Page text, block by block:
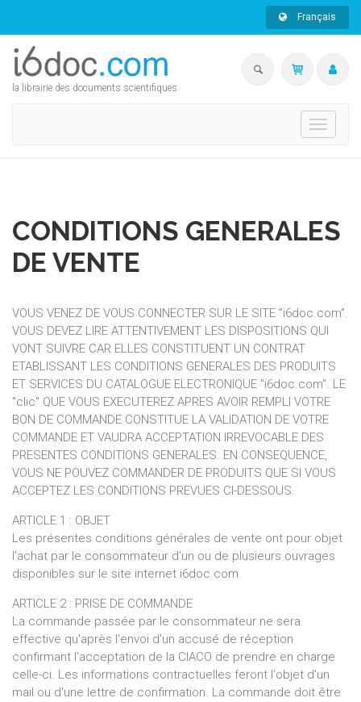
Français
la librairie des documents scientifiques
Toggle
CONDITIONS GENERALES
DE VENTE
VOUS VENEZ DE VOUS CONNECTER SUR LE SITE "i6doc.com".
VOUS DEVEZ LIRE ATTENTIVEMENT LES DISPOSITIONS QUI
VONT SUIVRE CAR ELLES CONSTITUENT UN CONTRAT
ETABLISSANT LES CONDITIONS GENERALES DES PRODUITS
ET SERVICES DU CATALOGUE ELECTRONIQUE "i6doc.com". LE
"clic" QUE VOUS EXECUTEREZ APRES AVOIR REMPLI VOTRE
BON DE COMMANDE CONSTITUE LA VALIDATION DE VOTRE
COMMANDE ET VAUDRA ACCEPTATION IRREVOCABLE DES
PRESENTES CONDITIONS GENERALES. EN CONSEQUENCE,
VOUS NE POUVEZ COMMANDER DE PRODUITS QUE SI VOUS
ACCEPTEZ LES CONDITIONS PREVUES CI-DESSOUS.
ARTICLE 1 : OBJET
Les présentes conditions générales de vente ont pour objet
l'achat par le consommateur d'un ou de plusieurs ouvrages
disponibles sur le site internet i6doc.com.
ARTICLE 2 : PRISE DE COMMANDE
La commande passée par le consommateur ne sera
effective qu'après l'envoi d'un accusé de réception
confirmant l'acceptation de la CIACO de prendre en charge
celle-ci. Les informations contractuelles feront l'objet d'un
mail ou d'une lettre de confirmation. La commande doit être